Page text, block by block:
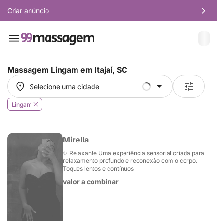
Criar anúncio
Massagem Lingam em Itajaí, SC
Selecione uma cidade
Selecione uma cidade
Lingam
Mirella
✨ Relaxante Uma experiência sensorial criada para
relaxamento profundo e reconexão com o corpo.
Toques lentos e contínuos
valor a combinar